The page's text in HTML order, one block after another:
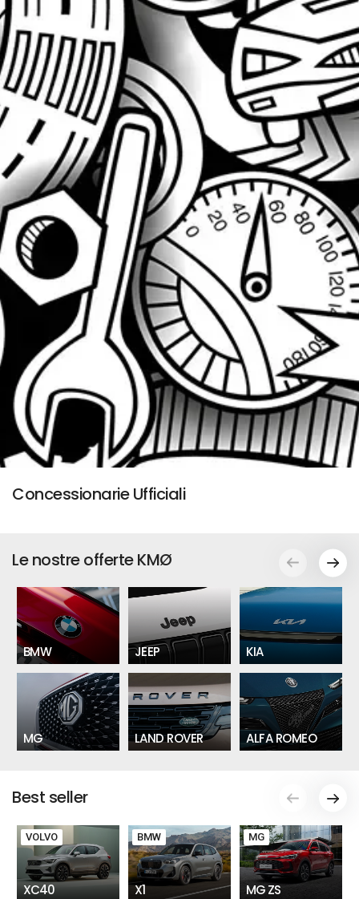
Concessionarie Ufficiali
Le nostre offerte KMØ
BMW JEEP KIA
MG LAND ROVER ALFA ROMEO
Best seller
VOLVO
XC40
BMW
X1
MG
MG ZS